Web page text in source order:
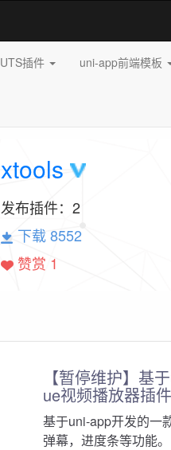
UTS插件 uni-app前端模板
xtools
发布插件： 2
下载 8552
赞赏 1
【暂停维护】基
ue视频播放器插件
基于uni-app开发的一
弹幕，进度条等功能。